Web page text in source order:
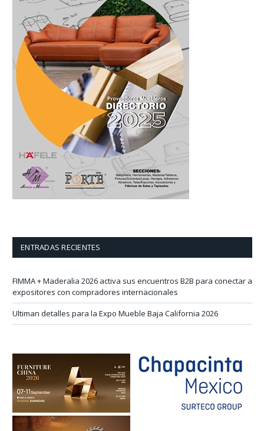
ENTRADAS RECIENTES
FIMMA + Maderalia 2026 activa sus encuentros B2B para conectar a
expositores con compradores internacionales
Ultiman detalles para la Expo Mueble Baja California 2026